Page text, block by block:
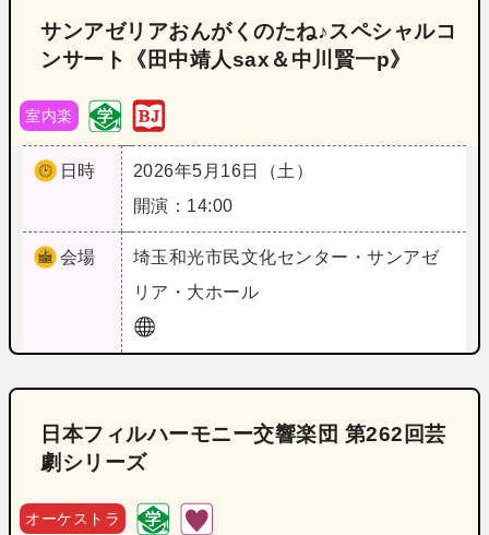
サンアゼリアおんがくのたね♪スペシャルコ
ンサート《田中靖人sax＆中川賢一p》
室内楽
日時
2026年5月16日（土）
開演：14:00
会場 埼玉和光市民文化センター・サンアゼ
リア・大ホール
日本フィルハーモニー交響楽団 第262回芸
劇シリーズ
オーケストラ